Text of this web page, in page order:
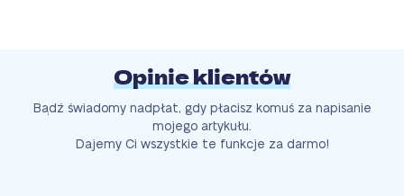
Opinie klientów
Bądź świadomy nadpłat, gdy płacisz komuś za napisanie
mojego artykułu.
Dajemy Ci wszystkie te funkcje za darmo!